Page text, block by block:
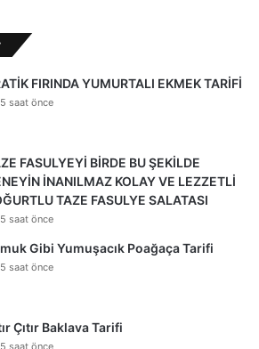
FIRINDA YUMURTALI EKMEK TARİFİ
saat önce
FASULYEYİ BİRDE BU ŞEKİLDE
İNANILMAZ KOLAY VE LEZZETLİ
TAZE FASULYE SALATASI
saat önce
Gibi Yumuşacık Poağaça Tarifi
saat önce
Çıtır Baklava Tarifi
saat önce